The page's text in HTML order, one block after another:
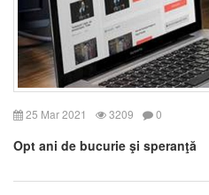
25 Mar 2021 3209 0
Opt ani de bucurie şi speranţă